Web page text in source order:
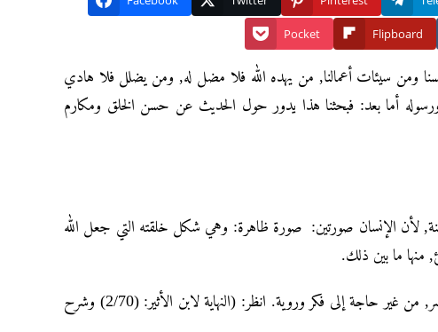
Pocket Flipboard
ومن سيئات أعمالنا, من يهده الله فلا مضل له, ومن يضلل فلا هادي
أما بعد: فبحثنا هذا يدور حول الحديث عن حسن الخلق ومكارم
لأن الإنسان صورتين: صورة ظاهرة: وهي شكل خلقته التي جعل الله
منها ما بين ذلك.
وصورة باطنة: وهي حال للنفس راسخة تصدر عنها الأفعال من خير أو شر, من غير حاجة إلى فكر وروية. انظر: (النهاية لابن الأثير: (2/70) وشرح